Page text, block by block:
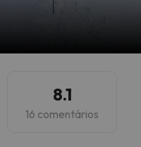
8.1
16 comentários